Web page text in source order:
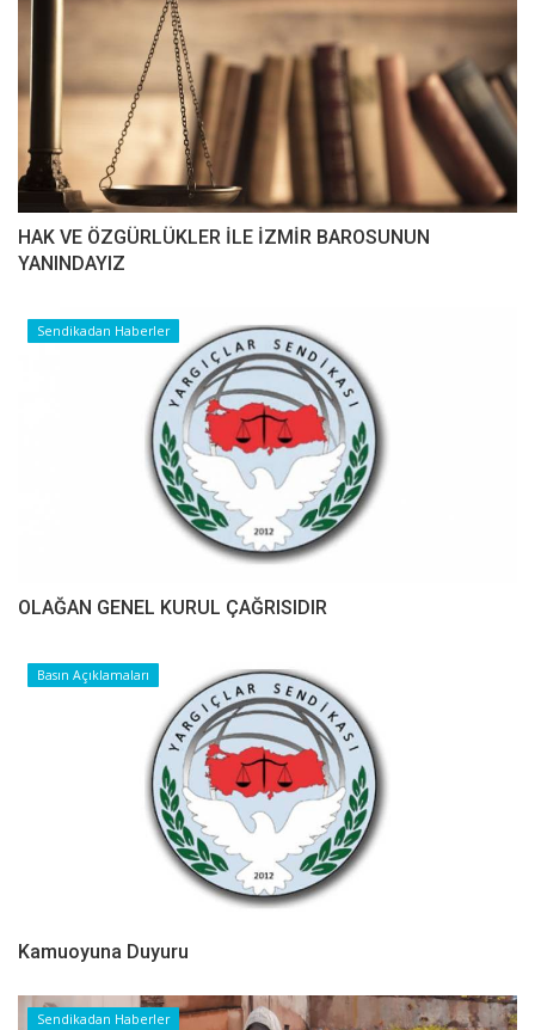
HAK VE ÖZGÜRLÜKLER İLE İZMİR BAROSUNUN
YANINDAYIZ
Sendikadan Haberler
OLAĞAN GENEL KURUL ÇAĞRISIDIR
Basın Açıklamaları
Kamuoyuna Duyuru
Sendikadan Haberler